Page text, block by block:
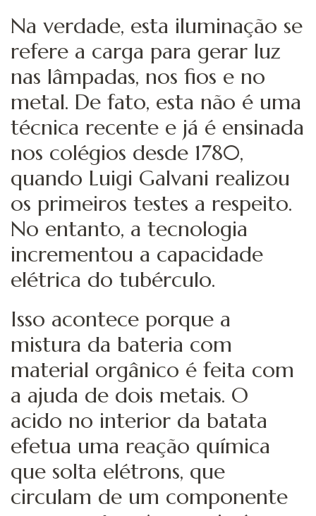
Na verdade, esta iluminação se
refere a carga para gerar luz
nas lâmpadas, nos fios e no
metal. De fato, esta não é uma
técnica recente e já é ensinada
nos colégios desde 1780,
quando Luigi Galvani realizou
os primeiros testes a respeito.
No entanto, a tecnologia
incrementou a capacidade
elétrica do tubérculo.
Isso acontece porque a
mistura da bateria com
material orgânico é feita com
a ajuda de dois metais. O
acido no interior da batata
efetua uma reação química
que solta elétrons, que
circulam de um componente